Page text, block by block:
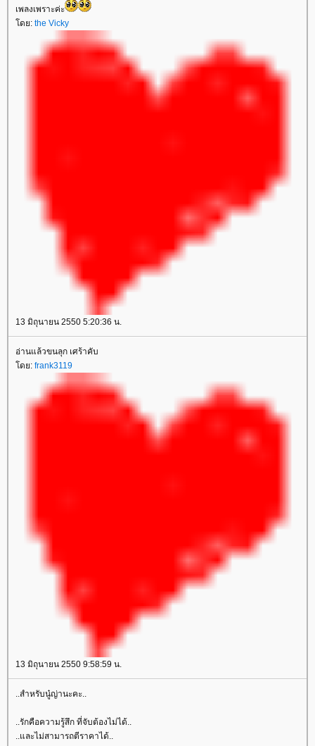
เพลงเพราะค่ะ
ดย: the Vicky
13 มิถุนายน 2550 5:20:36 น.
อ่านแล้วขนลุก เศร้าคับ
ดย: frank3119
13 มิถุนายน 2550 9:58:59 น.
..สำหรับนู๋ญ่านะคะ..
..รักคือความรู้สึก ที่จับต้องไม่ได้..
..และไม่สามารถตีราคาได้..